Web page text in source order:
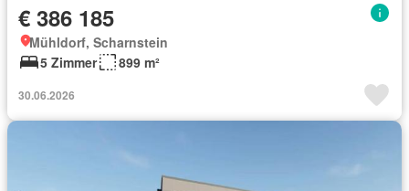
€ 386 185
Mühldorf, Scharnstein
5 Zimmer
899 m²
30.06.2026